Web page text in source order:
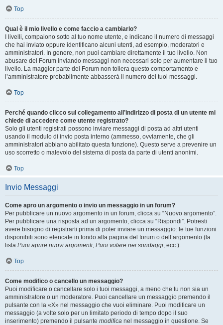
Top
Qual è il mio livello e come faccio a cambiarlo?
I livelli, compaiono sotto al tuo nome utente, e indicano il numero di messaggi
che hai inviato oppure identificano alcuni utenti, ad esempio, moderatori e
amministratori. In genere, non puoi cambiare direttamente il tuo livello. Non
abusare del Forum inviando messaggi non necessari solo per aumentare il tuo
livello. La maggior parte dei Forum non tollera questo comportamento e
l’amministratore probabilmente abbasserà il numero dei tuoi messaggi.
Top
Perché quando clicco sul collegamento all’indirizzo di posta di un utente mi
chiede di accedere come utente registrato?
Solo gli utenti registrati possono inviare messaggi di posta ad altri utenti
usando il modulo di invio posta interno (ammesso, ovviamente, che gli
amministratori abbiano abilitato questa funzione). Questo serve a prevenire un
uso scorretto o malevolo del sistema di posta da parte di utenti anonimi.
Top
Invio Messaggi
Come apro un argomento o invio un messaggio in un forum?
Per pubblicare un nuovo argomento in un forum, clicca su “Nuovo argomento”.
Per pubblicare una risposta ad un argomento, clicca su “Rispondi”. Potresti
avere bisogno di registrarti prima di poter inviare un messaggio: le tue funzioni
disponibili sono elencate in fondo alla pagina del forum o dell’argomento (la
lista Puoi aprire nuovi argomenti, Puoi votare nei sondaggi, ecc.).
Top
Come modifico o cancello un messaggio?
Puoi modificare o cancellare solo i tuoi messaggi, a meno che tu non sia un
amministratore o un moderatore. Puoi cancellare un messaggio premendo il
pulsante con la «X» nel messaggio che vuoi eliminare. Puoi modificare un
messaggio (a volte solo per un limitato periodo di tempo dopo il suo
inserimento) premendo il pulsante modifica nel messaggio in questione. Se